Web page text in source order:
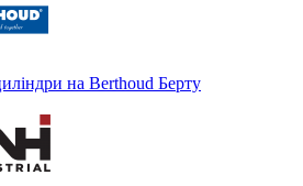
на Berthoud Берту